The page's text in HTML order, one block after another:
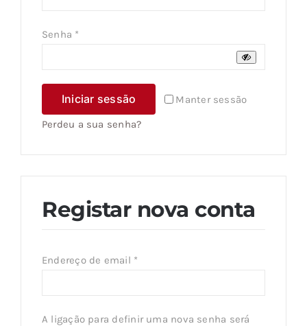
Senha *
Manter sessão
Iniciar sessão
Perdeu a sua senha?
Registar nova conta
Endereço de email *
A ligação para definir uma nova senha será